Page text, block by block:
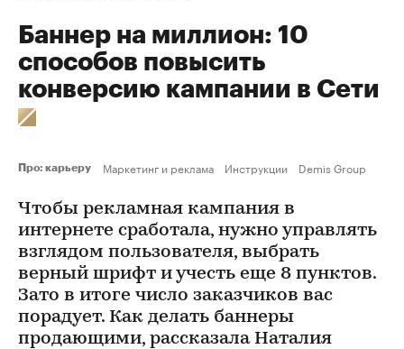
Баннер на миллион: 10
способов повысить
конверсию кампании в Сети
Про: карьеру Маркетинг и реклама Инструкции Demis Group
Чтобы рекламная кампания в
интернете сработала, нужно управлять
взглядом пользователя, выбрать
верный шрифт и учесть еще 8 пунктов.
Зато в итоге число заказчиков вас
порадует. Как делать баннеры
продающими, рассказала Наталия